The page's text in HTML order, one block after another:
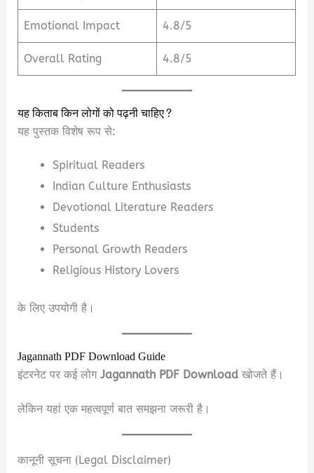
Emotional Impact 4.8/5
Overall Rating 4.8/5
यह किताब किन लोगों को पढ़नी चाहिए?
यह पुस्तक विशेष रूप से:
Spiritual Readers
Indian Culture Enthusiasts
Devotional Literature Readers
Students
Personal Growth Readers
Religious History Lovers
के लिए उपयोगी है।
Jagannath PDF Download Guide
इंटरनेट पर कई लोगJagannath PDF Download खोजते हैं।
लेकिन यहां एक महत्वपूर्ण बात समझना जरूरी है।
कानूनी सूचना (Legal Disclaimer)